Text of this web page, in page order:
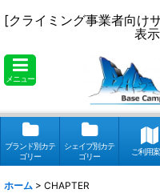
[クライミング事業者向
表
メニュー
ブランド別カテ
ゴリー
シェイプ別カテ
ゴリー
ご利用
ホーム > CHAPTER